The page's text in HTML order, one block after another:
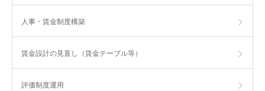
人事・賃金制度構築
賃金設計の見直し（賃金テーブル等）
評価制度運用